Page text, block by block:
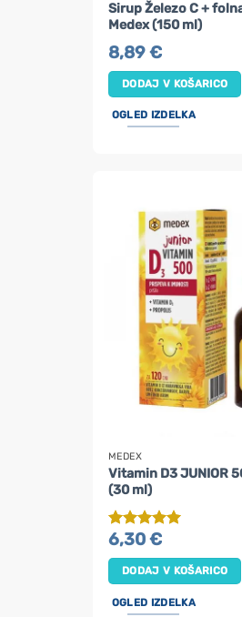
Sirup Železo C +
Medex (150 ml)
8,89€
DODAJ V KOŠARICO
OGLED IZDELKA
MEDEX
Vitamin D3 JUNIOR
(30 ml)
Ocenjeno
6,30€
DODAJ V KOŠARICO
OGLED IZDELKA